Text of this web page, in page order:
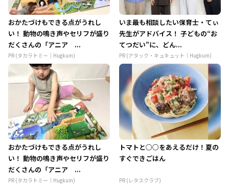
おかたづけもできる点がうれし
い！ 動物の鳴き声やセリフが盛り
だくさんの「アニア ...
PR (タカラトミー｜Hugkum)
いま最も相談したい保育士・てぃ
先生がアドバイス！ 子どもの“お
てつだい”に、どん...
PR (アタック・キュキュット｜Hugkum)
おかたづけもできる点がうれし
い！ 動物の鳴き声やセリフが盛り
だくさんの「アニア ...
PR (タカラトミー｜Hugkum)
トマトと○○をあえるだけ！夏の
すぐできごはん
PR (レタスクラブ)